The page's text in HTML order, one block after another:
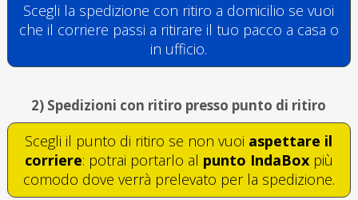
Scegli la spedizione con ritiro a domicilio se vuoi
che il corriere passi a ritirare il tuo pacco a casa o
in ufficio.
2) Spedizioni con ritiro presso punto di ritiro
Scegli il punto di ritiro se non vuoi aspettare il
corriere: potrai portarlo al punto IndaBoxpiù
comodo dove verrà prelevato per la spedizione.